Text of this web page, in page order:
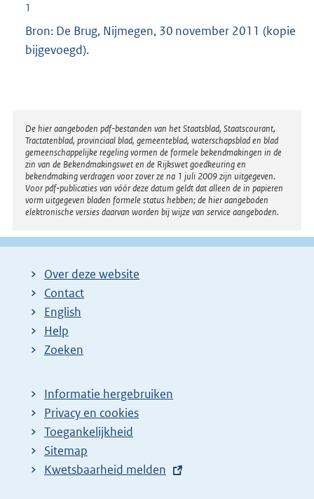
1
Bron: De Brug, Nijmegen, 30 november 2011 (kopie
bijgevoegd).
Disclaimer
De hier aangeboden pdf-bestanden van het Staatsblad, Staatscourant,
Tractatenblad, provinciaal blad, gemeenteblad, waterschapsblad en blad
gemeenschappelijke regeling vormen de formele bekendmakingen in de
zin van de Bekendmakingswet en de Rijkswet goedkeuring en
bekendmaking verdragen voor zover ze na 1 juli 2009 zijn uitgegeven.
Voor pdf-publicaties van vóór deze datum geldt dat alleen de in papieren
vorm uitgegeven bladen formele status hebben; de hier aangeboden
elektronische versies daarvan worden bij wijze van service aangeboden.
Over deze website
Contact
English
Help
Zoeken
Informatie hergebruiken
Privacy en cookies
Toegankelijkheid
Sitemap
E
Kwetsbaarheid melden